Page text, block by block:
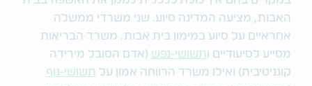
האבות, מציעה המדינה סיוע. שני משרדי ממשלה
אחראיים על סיוע במימון בית אבות, משרד הבריאות
מסייע לסיעודיים ותשושי-נפש (אדם הסובל מירידה
קוגניטיבית) ואילו משרד הרווחה אמון על תשושי-גוף